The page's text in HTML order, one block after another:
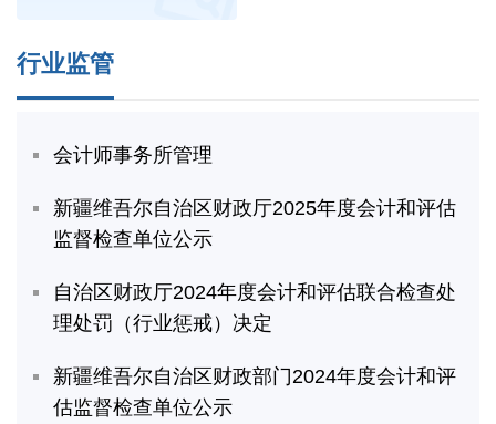
行业监管
会计师事务所管理
新疆维吾尔自治区财政厅2025年度会计和评估
监督检查单位公示
自治区财政厅2024年度会计和评估联合检查处
理处罚（行业惩戒）决定
新疆维吾尔自治区财政部门2024年度会计和评
估监督检查单位公示